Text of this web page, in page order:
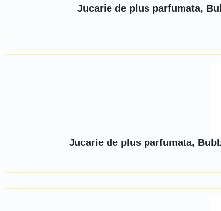
Jucarie de plus parfumata,
Jucarie de plus parfumata,